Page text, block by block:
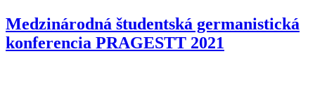
Medzinárodná študentská germanistická
konferencia PRAGESTT 2021